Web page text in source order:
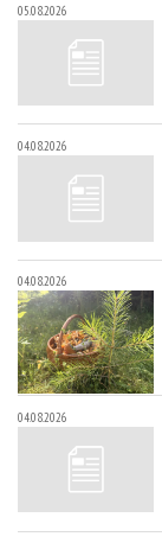
05.08.2026
04.08.2026
04.08.2026
04.08.2026